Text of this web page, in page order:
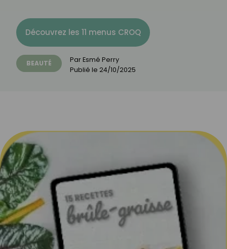
Découvrez les 11 menus CROQ
BEAUTÉ ParEsmé Perry
Publié le 24/10/2025